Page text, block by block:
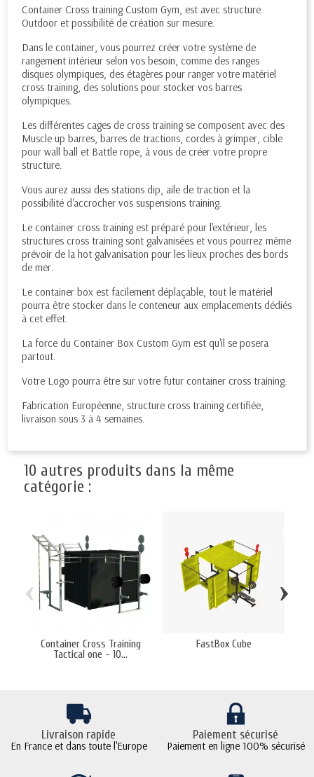
Container Cross training Custom Gym, est avec structure
Outdoor et possibilité de création sur mesure.
Dans le container, vous pourrez créer votre système de
rangement intérieur selon vos besoin, comme des ranges
disques olympiques, des étagères pour ranger votre matériel
cross training, des solutions pour stocker vos barres
olympiques.
Les différentes cages de cross training se composent avec des
Muscle up barres, barres de tractions, cordes à grimper, cible
pour wall ball et Battle rope, à vous de créer votre propre
structure.
Vous aurez aussi des stations dip, aile de traction et la
possibilité d'accrocher vos suspensions training.
Le container cross training est préparé pour l'extérieur, les
structures cross training sont galvanisées et vous pourrez même
prévoir de la hot galvanisation pour les lieux proches des bords
de mer.
Le container box est facilement déplaçable, tout le matériel
pourra être stocker dans le conteneur aux emplacements dédiés
à cet effet.
La force du Container Box Custom Gym est qu'il se posera
partout.
Votre Logo pourra être sur votre futur container cross training.
Fabrication Européenne, structure cross training certifiée,
livraison sous 3 à 4 semaines.
10 autres produits dans la même
catégorie :
Container Cross Training
Tactical one - 10...
FastBox Cube
‹ ›
Livraison rapide
En France et dans toute l'Europe
Paiement sécurisé
Paiement en ligne 100% sécurisé